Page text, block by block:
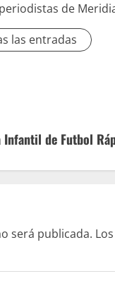
de
las entradas
de Futbol
será publicada.